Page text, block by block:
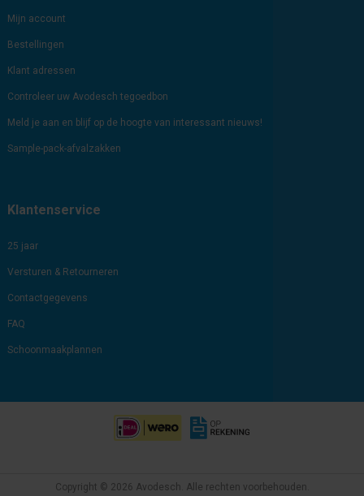
Mijn account
Bestellingen
Klant adressen
Controleer uw Avodesch tegoedbon
Meld je aan en blijf op de hoogte van interessant nieuws!
Sample-pack-afvalzakken
Klantenservice
25 jaar
Versturen & Retourneren
Contactgegevens
FAQ
Schoonmaakplannen
Copyright © 2026 Avodesch. Alle rechten voorbehouden.